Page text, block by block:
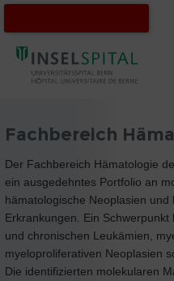
Fachbereich
Der Fachbereich Hämatologie
ein ausgedehntes Portfolio an
hämatologische Neoplasien
Erkrankungen. Ein
und chronischen Leukämien,
myeloproliferativen Neoplasien
Die identifizierten molekularen